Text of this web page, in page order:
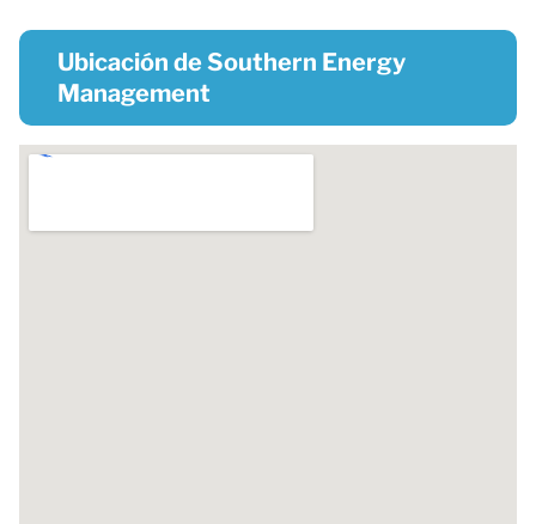
Ubicación de Southern Energy
Management